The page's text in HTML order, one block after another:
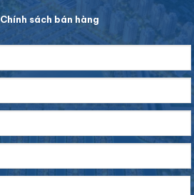
Chính sách bán hàng